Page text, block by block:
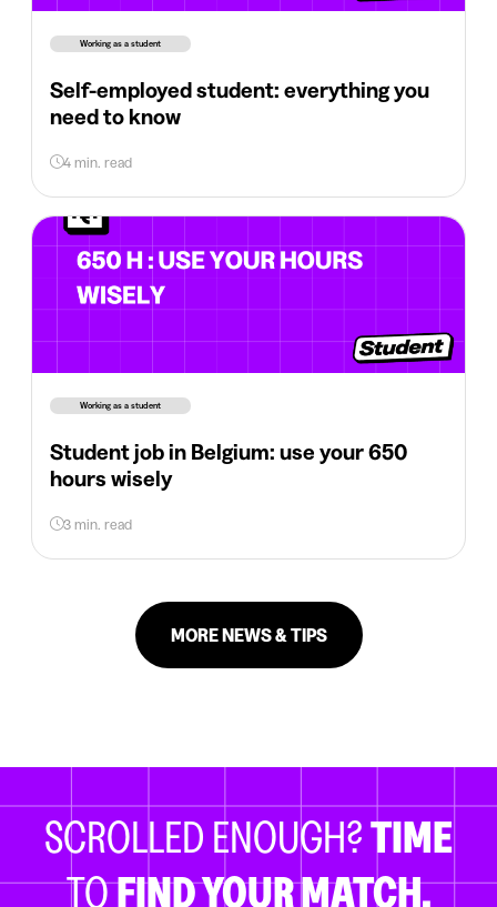
Working as a student
Self-employed student: everything you
need to know
4 min. read
Working as a student
Student job in Belgium: use your 650
hours wisely
3 min. read
MORE NEWS & TIPS
SCROLLED ENOUGH?TIME
TOFIND YOUR MATCH.